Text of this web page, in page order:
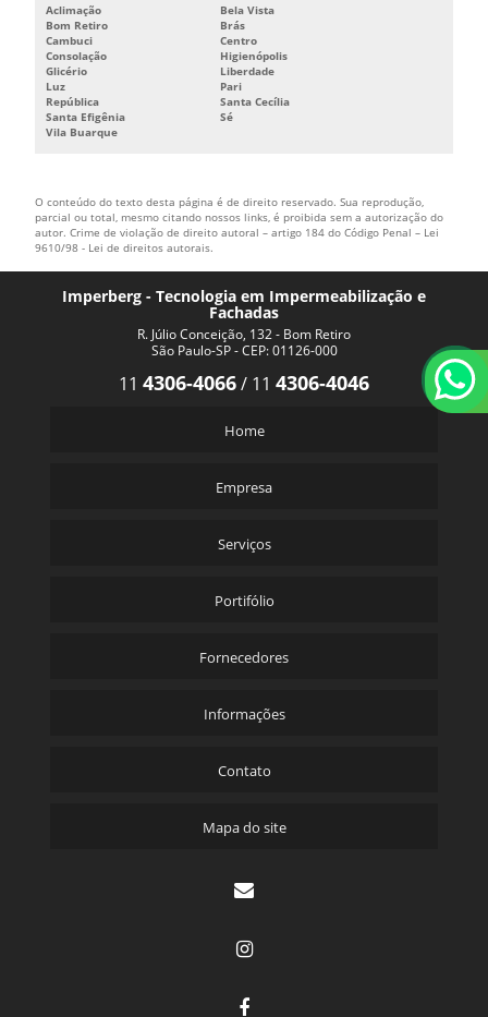
Aclimação
Bela Vista
Bom Retiro
Brás
Cambuci
Centro
Consolação
Higienópolis
Glicério
Liberdade
Luz
Pari
República
Santa Cecília
Santa Efigênia
Sé
Vila Buarque
O conteúdo do texto desta página é de direito reservado. Sua reprodução,
parcial ou total, mesmo citando nossos links, é proibida sem a autorização do
autor. Crime de violação de direito autoral – artigo 184 do Código Penal – Lei
9610/98 - Lei de direitos autorais.
Imperberg - Tecnologia em Impermeabilização e
Fachadas
R. Júlio Conceição, 132 - Bom Retiro
São Paulo-SP - CEP: 01126-000
11 4306-4066/ 11 4306-4046
Home
Empresa
Serviços
Portifólio
Fornecedores
Informações
Contato
Mapa do site